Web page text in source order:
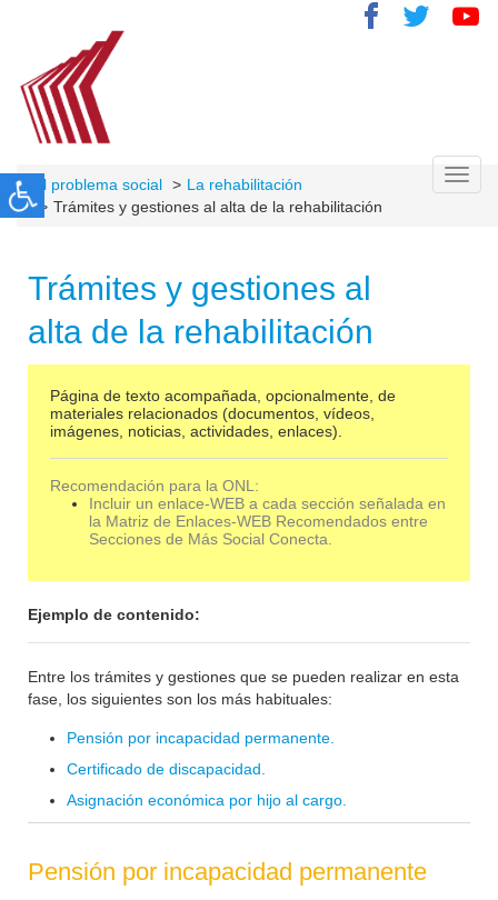
El problema social
La rehabilitación
Trámites y gestiones al alta de la rehabilitación
Trámites y gestiones al
alta de la rehabilitación
Página de texto acompañada, opcionalmente, de
materiales relacionados (documentos, vídeos,
imágenes, noticias, actividades, enlaces).
Recomendación para la ONL:
Incluir un enlace-WEB a cada sección señalada en
la Matriz de Enlaces-WEB Recomendados entre
Secciones de Más Social Conecta.
Ejemplo de contenido:
Entre los trámites y gestiones que se pueden realizar en esta
fase, los siguientes son los más habituales:
Pensión por incapacidad permanente.
Certificado de discapacidad.
Asignación económica por hijo al cargo.
Pensión por incapacidad permanente